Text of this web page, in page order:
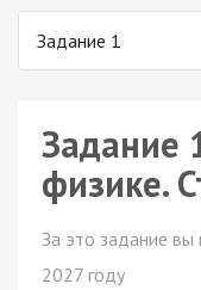
Задание 1
Задание
физике.
За это задание
2027 году